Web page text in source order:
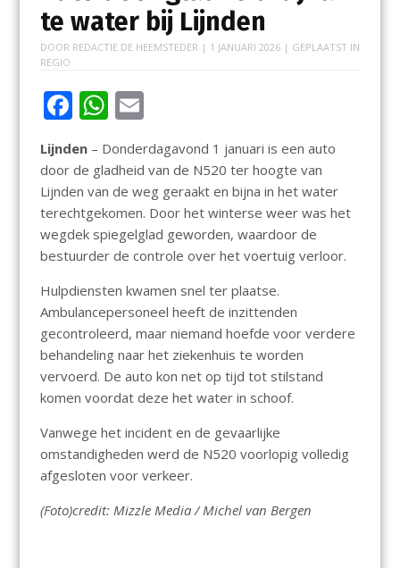
te water bij Lijnden
DOOR REDACTIE DE HEEMSTEDER | 1 JANUARI 2026| GEPLAATST IN
REGIO
F
e
b
o
o
k
W
at
s
A
p
E
m
ai
l
Lijnden– Donderdagavond 1 januari is een auto
door de gladheid van de N520 ter hoogte van
Lijnden van de weg geraakt en bijna in het water
terechtgekomen. Door het winterse weer was het
wegdek spiegelglad geworden, waardoor de
bestuurder de controle over het voertuig verloor.
Hulpdiensten kwamen snel ter plaatse.
Ambulancepersoneel heeft de inzittenden
gecontroleerd, maar niemand hoefde voor verdere
behandeling naar het ziekenhuis te worden
vervoerd. De auto kon net op tijd tot stilstand
komen voordat deze het water in schoof.
Vanwege het incident en de gevaarlijke
omstandigheden werd de N520 voorlopig volledig
afgesloten voor verkeer.
(Foto)credit: Mizzle Media / Michel van Bergen